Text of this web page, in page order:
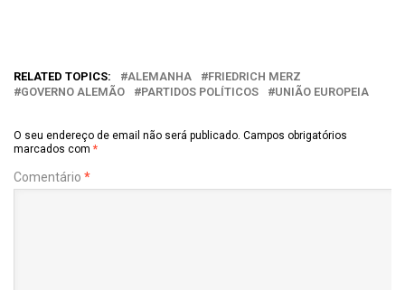
RELATED TOPICS: ALEMANHA
FRIEDRICH MERZ
GOVERNO ALEMÃO
PARTIDOS POLÍTICOS UNIÃO EUROPEIA
O seu endereço de email não será publicado. Campos obrigatórios
marcados com *
Comentário *